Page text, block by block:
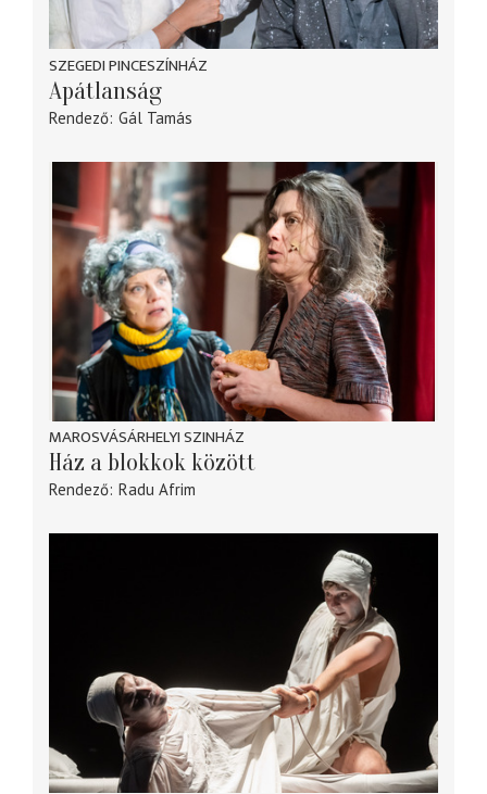
SZEGEDI PINCESZÍNHÁZ
Apátlanság
Rendező Gál Tamás
MAROSVÁSÁRHELYI SZINHÁZ
Ház a blokkok között
Rendező Radu Afrim